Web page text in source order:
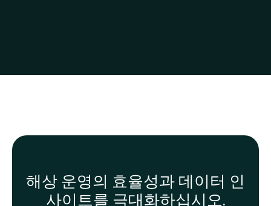
해상 운영의 효율성과 데이터 인
사이트를 극대화하십시오.